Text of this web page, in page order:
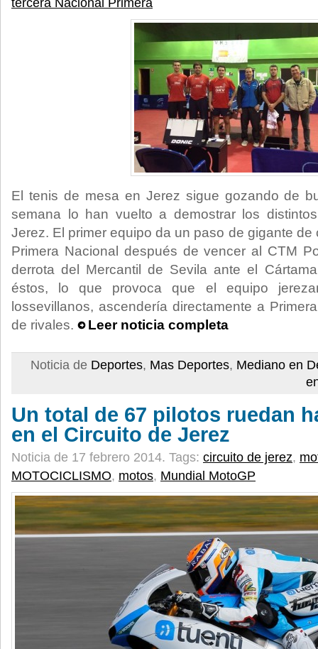
tercera Nacional Primera
El tenis de mesa en Jerez sigue gozando de
semana lo han vuelto a demostrar los
Jerez. El primer equipo da un paso de gigante
Primera Nacional después de vencer al CTM
derrota del Mercantil de Sevila ante el
éstos, lo que provoca que el equipo
lossevillanos, ascendería directamente a
de rivales.
Leer noticia completa
Noticia de Deportes, Mas Deportes, Mediano en
Un total de 67 pilotos ruedan
en el Circuito de Jerez
Noticia de 17 febrero 2014. Tags: circuito de jerez,
MOTOCICLISMO, motos, Mundial MotoGP